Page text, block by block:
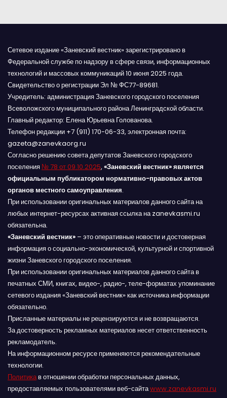
Сетевое издание «Заневский вестник» зарегистрировано в
Федеральной службе по надзору в сфере связи, информационных
технологий и массовых коммуникаций 10 июня 2025 года.
Свидетельство о регистрации Эл № ФС77-89681.
Учредитель: администрация Заневского городского поселения
Всеволожского муниципального района Ленинградской области.
Главный редактор: Елена Юрьевна Голованова.
Телефон редакции +7 (911) 170-06-33, электронная почта:
gazeta@zanevkaorg.ru
Согласно решению совета депутатов Заневского городского
поселения № 78 от 09.10.2025, «Заневский вестник» является
официальным публикатором нормативно-правовых актов
органов местного самоуправления.
При использовании оригинальных материалов данного сайта на
любых интернет-ресурсах активная ссылка на zanevkasmi.ru
обязательна.
«Заневский вестник» – это оперативные новости и достоверная
информация о социально-экономической, культурной и спортивной
жизни Заневского городского поселения.
При использовании оригинальных материалов данного сайта в
печатных СМИ, книгах, видео-, радио-, теле-форматах упоминание
сетевого издания «Заневский вестник» как источника информации
обязательно.
Присланные материалы не рецензируются и не возвращаются.
За достоверность рекламных материалов несет ответственность
рекламодатель.
На информационном ресурсе применяются рекомендательные
технологии.
Политикав отношении обработки персональных данных,
предоставляемых пользователями веб-сайтаwww.zanevkasmi.ru